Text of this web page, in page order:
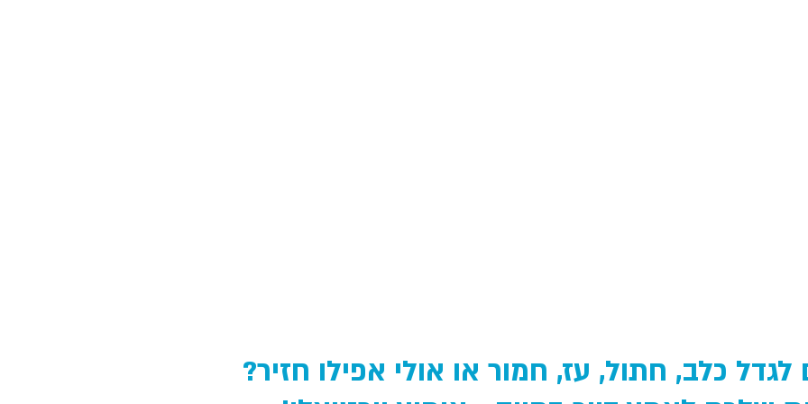
כלב, חתול, עז, חמור או אולי אפילו חזיר?